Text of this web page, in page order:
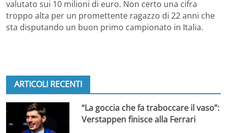
valutato sui 10 milioni di euro. Non certo una cifra
troppo alta per un promettente ragazzo di 22 anni che
sta disputando un buon primo campionato in Italia.
ARTICOLI RECENTI
“La goccia che fa traboccare il vaso”:
Verstappen finisce alla Ferrari